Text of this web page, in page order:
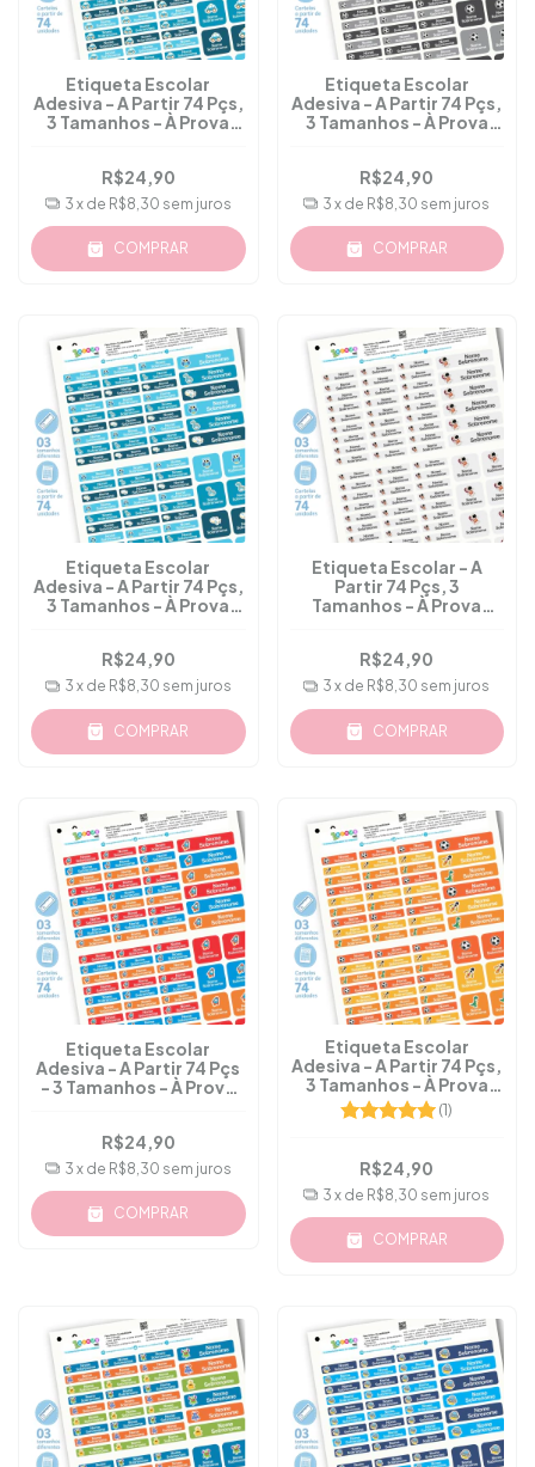
Etiqueta Escolar
Adesiva - A Partir 74 Pçs,
3 Tamanhos - À Prova
R$24,90
3 x de R$8,30 sem juros
COMPRAR
Etiqueta Escolar
Adesiva - A Partir 74 Pçs,
3 Tamanhos - À Prova
R$24,90
3 x de R$8,30 sem juros
COMPRAR
Etiqueta Escolar
Adesiva - A Partir 74 Pçs,
3 Tamanhos - À Prova
R$24,90
3 x de R$8,30 sem juros
COMPRAR
Etiqueta Escolar - A
Partir 74 Pçs, 3
Tamanhos - À Prova
R$24,90
3 x de R$8,30 sem juros
COMPRAR
Etiqueta Escolar
Adesiva - A Partir 74 Pçs
- 3 Tamanhos - À Prova
R$24,90
3 x de R$8,30 sem juros
COMPRAR
Etiqueta Escolar
Adesiva - A Partir 74 Pçs,
3 Tamanhos - À Prova
D'água - M.13
(1)
R$24,90
3 x de R$8,30 sem juros
COMPRAR